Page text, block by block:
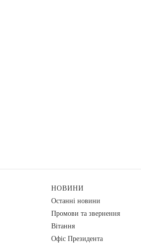
НОВИНИ
Останні новини
Промови та звернення
Вiтання
Офіс Президента